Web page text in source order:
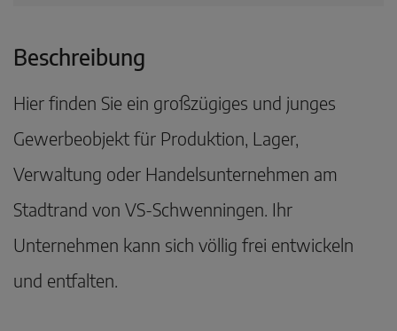
Beschreibung
Hier finden Sie ein großzügiges und junges
Gewerbeobjekt für Produktion, Lager,
Verwaltung oder Handelsunternehmen am
Stadtrand von VS-Schwenningen. Ihr
Unternehmen kann sich völlig frei entwickeln
und entfalten.